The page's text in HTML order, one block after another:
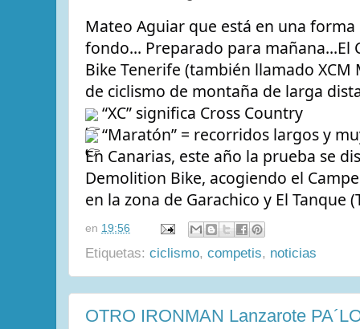
Mateo Aguiar que está en una
fondo... Preparado para mañana...El
Bike Tenerife (también llamado XCM
de ciclismo de montaña de larga
“XC” significa Cross Country
“Maratón” = recorridos largos y
En Canarias, este año la prueba se
Demolition Bike, acogiendo el
en la zona de Garachico y El Tanque
en 19:56
Etiquetas: ciclismo, competis, noticias
OTRO IRONMAN Lanzarote